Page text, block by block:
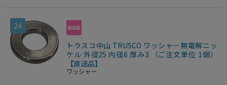
24
トラスコ中山 TRUSCO ワッシャー無電解ニッ
ケル 外径25 内径6 厚み3 （ご注文単位 1個）
【直送品】
ワッシャー